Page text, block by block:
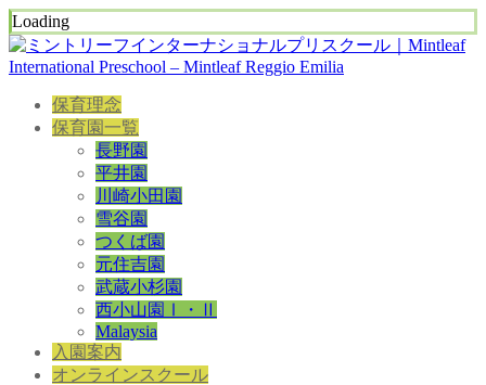
Loading
保育理念
保育園一覧
長野園
平井園
川崎小田園
雪谷園
つくば園
元住吉園
武蔵小杉園
西小山園Ⅰ・Ⅱ
Malaysia
入園案内
オンラインスクール